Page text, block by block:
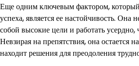
Еще одним ключевым фактором,
успеха, является ее настойчивость. Она
собой высокие цели и работать усердно,
Невзирая на препятствия, она остается
находит решения для преодоления